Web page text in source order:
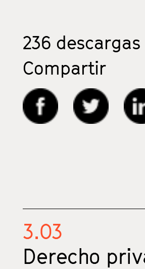
236 descargas
Compartir
3.03
Derecho